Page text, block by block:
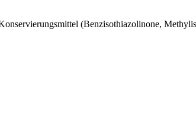
(Benzisothiazolinone,